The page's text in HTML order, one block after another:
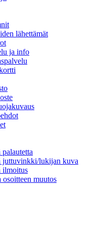
lähettämät
ja info
palautetta
juttuvinkki/lukijan kuva
ilmoitus
osoitteen muutos